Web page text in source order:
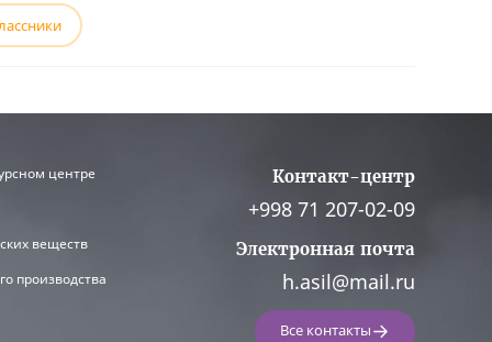
центре
веществ
производства
Контакт-центр
+998 71 207-02-09
Электронная почта
h.asil@mail.ru
Все контакты